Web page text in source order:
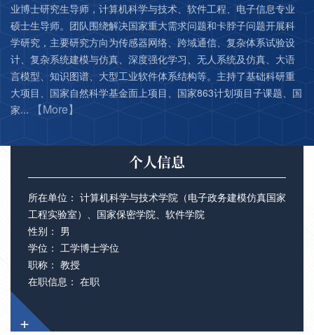
业博士研究生导师，计算机科学与技术、软件工程、电子信息专业
硕士生导师。团队围绕解决国家重大需求问题和卡脖子问题开展科
学研究，主要研究方向为传感器网络、跨域通信、复杂体系试验设
计、复杂系统建模与仿真、深度强化学习、无人系统及仿真、大语
言模型、知识图谱、大型工业软件体系结构等。主持了基础科研重
大项目、国家自然科学基金面上项目、国家863计划项目子课题、国
家...
【More】
个人信息
所在单位： 计算机科学与技术学院（电子政务建模仿真国家
工程实验室）、国家保密学院、软件学院
性别： 男
学位： 工学博士学位
职称： 教授
在职信息： 在职
+